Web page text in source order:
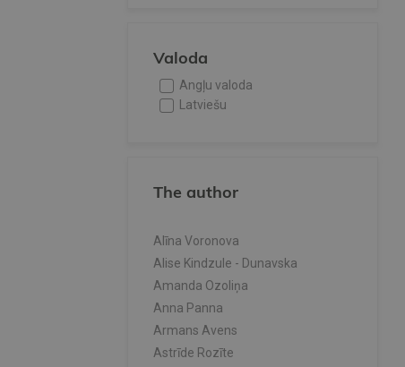
Valoda
Angļu valoda
Latviešu
The author
Alīna Voronova
Alise Kindzule - Dunavska
Amanda Ozoliņa
Anna Panna
Armans Avens
Astrīde Rozīte